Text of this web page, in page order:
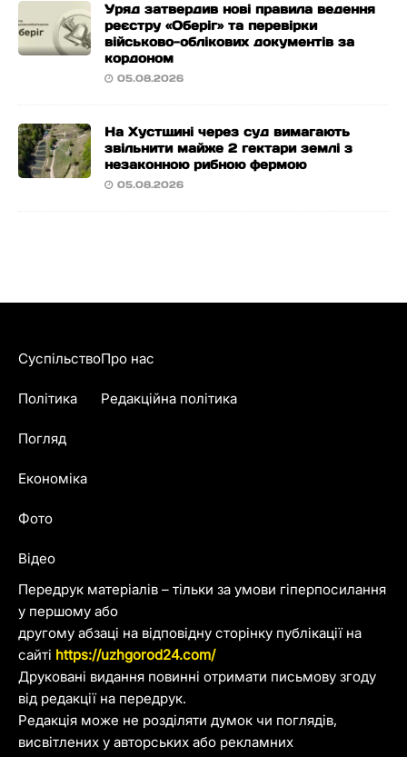
Уряд затвердив нові правила ведення
реєстру «Оберіг» та перевірки
військово-облікових документів за
кордоном
05.08.2026
На Хустщині через суд вимагають
звільнити майже 2 гектари землі з
незаконною рибною фермою
05.08.2026
Передрук матеріалів – тільки за умови гіперпосилання
у першому або
другому абзаці на відповідну сторінку публікації на
сайті https://uzhgorod24.com/
Друковані видання повинні отримати письмову згоду
від редакції на передрук.
Редакція може не розділяти думок чи поглядів,
висвітлених у авторських або рекламних
Суспільство
Політика
Погляд
Економіка
Фото
Відео
Про нас
Редакційна політика